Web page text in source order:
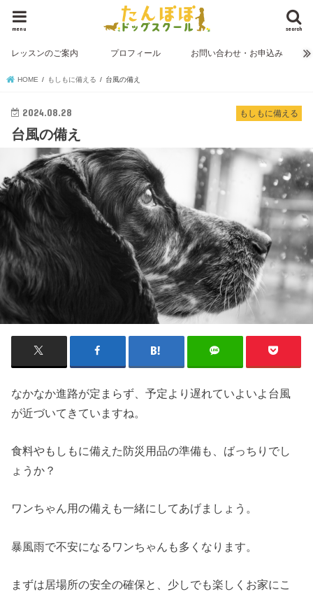
search
menu
レッスンのご案内 プロフィール お問い合わせ・お申込み
HOME もしもに備える 台風の備え
もしもに備える
2024.08.28
台風の備え
なかなか進路が定まらず、予定より遅れていよいよ台風
が近づいてきていますね。
食料やもしもに備えた防災用品の準備も、ばっちりでし
ょうか？
ワンちゃん用の備えも一緒にしてあげましょう。
暴風雨で不安になるワンちゃんも多くなります。
まずは居場所の安全の確保と、少しでも楽しくお家にこ